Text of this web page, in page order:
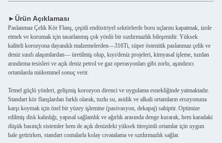
►Ürün Açıklaması
Paslanmaz Çelik Kör Flanş, çeşitli endüstriyel sektörlerde boru uçlarını kapatmak, izole
etmek ve korumak için tasarlanmış çok yönlü bir sızdırmazlık bileşenidir. Yüksek
kaliteli korozyona dayanıklı malzemelerden—316Ti, süper östenitik paslanmaz çelik ve
deniz sınıfı alaşımlardan— üretilmiş olup, kıyı/deniz projeleri, kimyasal işleme, tuzdan
arındırma tesisleri ve açık deniz petrol ve gaz operasyonları gibi zorlu, aşındırıcı
ortamlarda mükemmel sonuç verir.
Temel güçlü yönleri, gelişmiş korozyon direnci ve uygulama esnekliğinde yatmaktadır.
Standart kör flanşlardan farklı olarak, tuzlu su, asidik ve alkali ortamların erozyonuna
karşı koymak için özel bir yüzey işlemine (pasivasyon, dekapaj) sahiptir. Optimize
edilmiş disk kalınlığı, yapısal sağlamlık ve ağırlık arasında denge kurarak, hem karadaki
düşük basınçlı sistemler hem de açık denizdeki yüksek titreşimli ortamlar için uygun
hale getirirken, standart contalarla kolay cıvatalama ve sızdırmazlık sağlar.